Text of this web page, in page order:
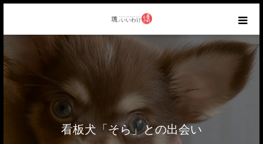
看板犬「そら」との出会い
CATEGORY